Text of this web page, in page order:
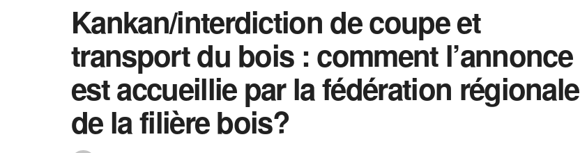
Kankan/interdiction de coupe et
transport du bois : comment l’annonce
est accueillie par la fédération régionale
de la filière bois?